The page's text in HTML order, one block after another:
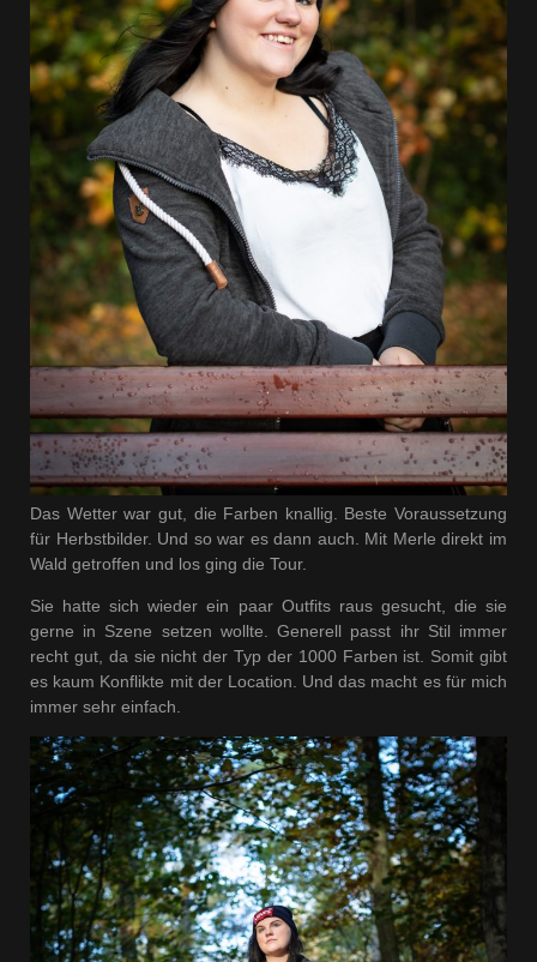
Das Wetter war gut, die Farben knallig. Beste Voraussetzung
für Herbstbilder. Und so war es dann auch. Mit Merle direkt im
Wald getroffen und los ging die Tour.
Sie hatte sich wieder ein paar Outfits raus gesucht, die sie
gerne in Szene setzen wollte. Generell passt ihr Stil immer
recht gut, da sie nicht der Typ der 1000 Farben ist. Somit gibt
es kaum Konflikte mit der Location. Und das macht es für mich
immer sehr einfach.